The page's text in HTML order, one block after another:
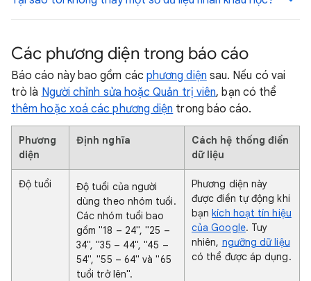
Các phương diện trong báo cáo
Báo cáo này bao gồm các phương diện sau. Nếu có vai
trò là Người chỉnh sửa hoặc Quản trị viên, bạn có thể
thêm hoặc xoá các phương diện trong báo cáo.
Phương
diện
Định nghĩa
Cách hệ thống điền
dữ liệu
Độ tuổi
Độ tuổi của người
dùng theo nhóm tuổi.
Các nhóm tuổi bao
gồm "18 – 24", "25 –
34", "35 – 44", "45 –
54", "55 – 64" và "65
tuổi trở lên".
Phương diện này
được điền tự động khi
bạnkích hoạt tín hiệu
của Google. Tuy
nhiên, ngưỡng dữ liệu
có thể được áp dụng.